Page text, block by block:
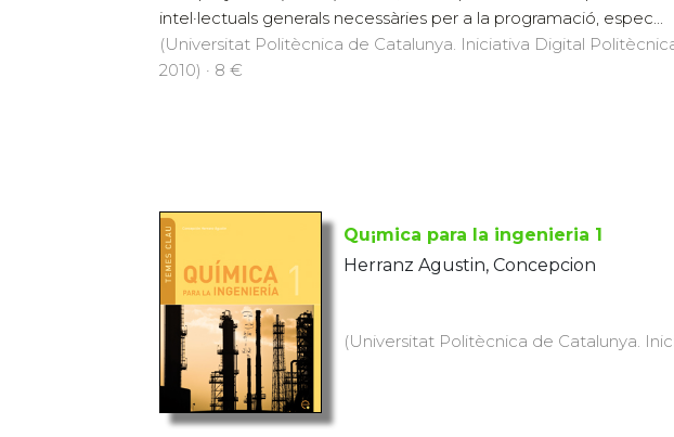
intel·lectuals generals necessàries per a la programació, espec...
(Universitat Politècnica de Catalunya. Iniciativa Digital
2010) · 8 €
Qu¡mica para la ingenieria 1
Herranz Agustin, Concepcion
(Universitat Politècnica de Catalunya.